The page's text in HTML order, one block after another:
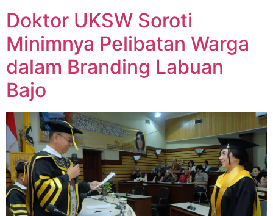
Doktor UKSW Soroti
Minimnya Pelibatan Warga
dalam Branding Labuan
Bajo